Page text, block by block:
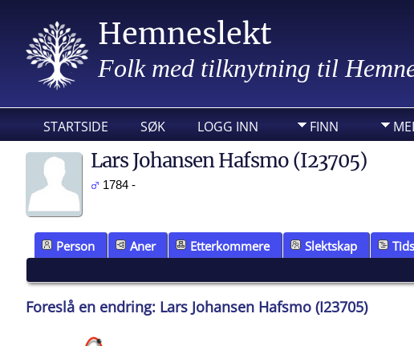
Hemneslekt
Folk med tilknytning til
STARTSIDE SØK LOGG INN FINN
Lars Johansen Hafsmo (I23705)
1784 -
Person Aner Etterkommere Slektskap
Foreslå en endring: Lars Johansen Hafsmo (I23705)